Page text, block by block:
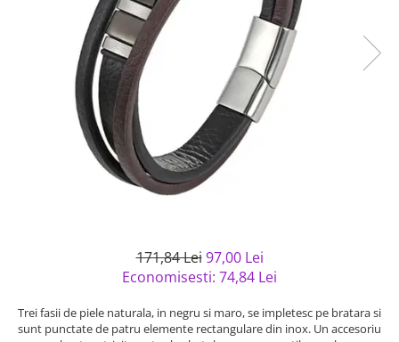
semipretioase
Bijuterii argint placat cu aur
Bijuterii argint cu diverse
Bijuterii argint cu murano
Bijuterii de Lux
Bijuterii gotice si rock
Bijuterii Handmade
Bijuterii fantezie
Casete si cutii de bijuterii
Bijuterii tungsten
171,84 Lei 97,00 Lei
Economisesti: 74,84 Lei
Trei fasii de piele naturala, in negru si maro, se impletesc pe bratara si
sunt punctate de patru elemente rectangulare din inox. Un accesoriu